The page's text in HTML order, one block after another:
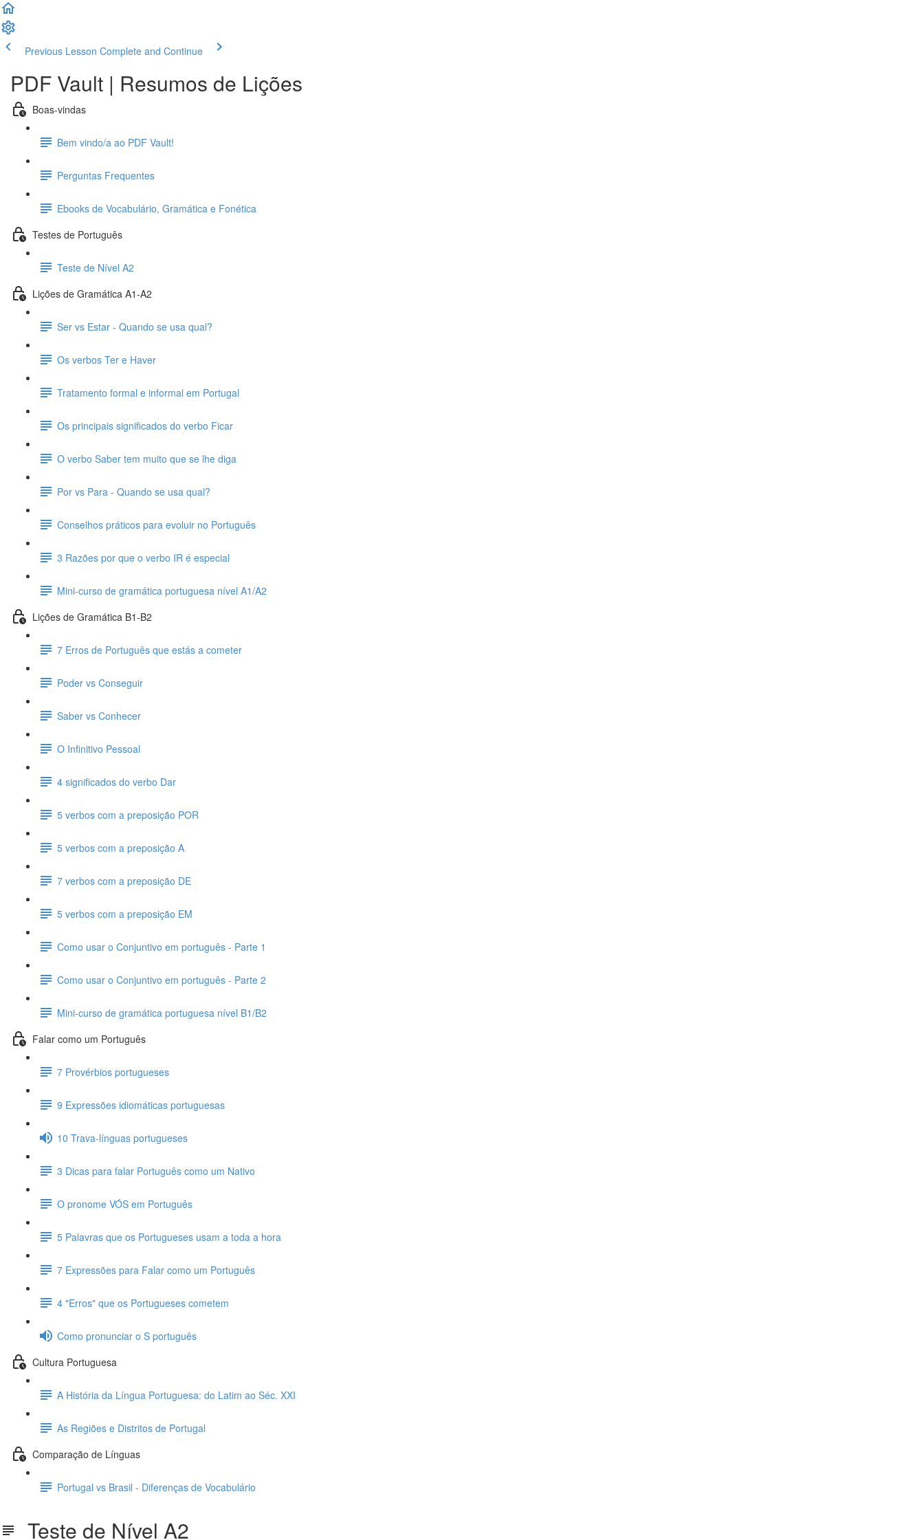
Previous Lesson Complete and Continue
PDF Vault | Resumos de Lições
Boas-vindas
Bem vindo/a ao PDF Vault!
Perguntas Frequentes
Ebooks de Vocabulário, Gramática e Fonética
Testes de Português
Teste de Nível A2
Lições de Gramática A1-A2
Ser vs Estar - Quando se usa qual?
Os verbos Ter e Haver
Tratamento formal e informal em Portugal
Os principais significados do verbo Ficar
O verbo Saber tem muito que se lhe diga
Por vs Para - Quando se usa qual?
Conselhos práticos para evoluir no Português
3 Razões por que o verbo IR é especial
Mini-curso de gramática portuguesa nível A1/A2
Lições de Gramática B1-B2
7 Erros de Português que estás a cometer
Poder vs Conseguir
Saber vs Conhecer
O Infinitivo Pessoal
4 significados do verbo Dar
5 verbos com a preposição POR
5 verbos com a preposição A
7 verbos com a preposição DE
5 verbos com a preposição EM
Como usar o Conjuntivo em português - Parte 1
Como usar o Conjuntivo em português - Parte 2
Mini-curso de gramática portuguesa nível B1/B2
Falar como um Português
7 Provérbios portugueses
9 Expressões idiomáticas portuguesas
10 Trava-línguas portugueses
3 Dicas para falar Português como um Nativo
O pronome VÓS em Português
5 Palavras que os Portugueses usam a toda a hora
7 Expressões para Falar como um Português
4 "Erros" que os Portugueses cometem
Como pronunciar o S português
Cultura Portuguesa
A História da Língua Portuguesa: do Latim ao Séc. XXI
As Regiões e Distritos de Portugal
Comparação de Línguas
Portugal vs Brasil - Diferenças de Vocabulário
Teste de Nível A2